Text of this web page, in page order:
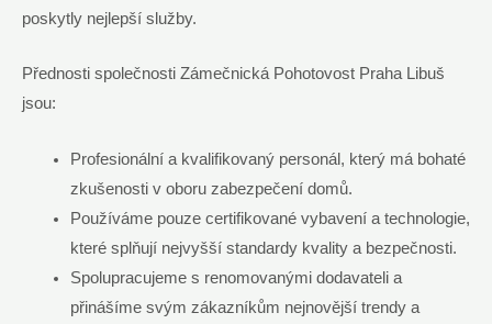
poskytly⁤ nejlepší‍ služby.
Přednosti společnosti Zámečnická Pohotovost Praha Libuš​
jsou:
Profesionální a kvalifikovaný personál, který ⁣má⁣ bohaté⁣
zkušenosti v oboru zabezpečení domů.
Používáme pouze certifikované vybavení a​ technologie,
⁤které ‍splňují ⁣nejvyšší standardy kvality‌ a bezpečnosti.
Spolupracujeme s renomovanými dodavateli​ a
přinášíme svým‌ zákazníkům nejnovější⁤ trendy ​a